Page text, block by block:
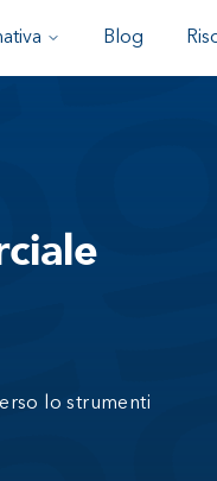
Blog
lo strumenti